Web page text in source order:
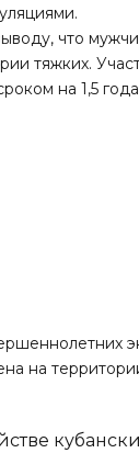
что
тяжких.
на 1,5
на